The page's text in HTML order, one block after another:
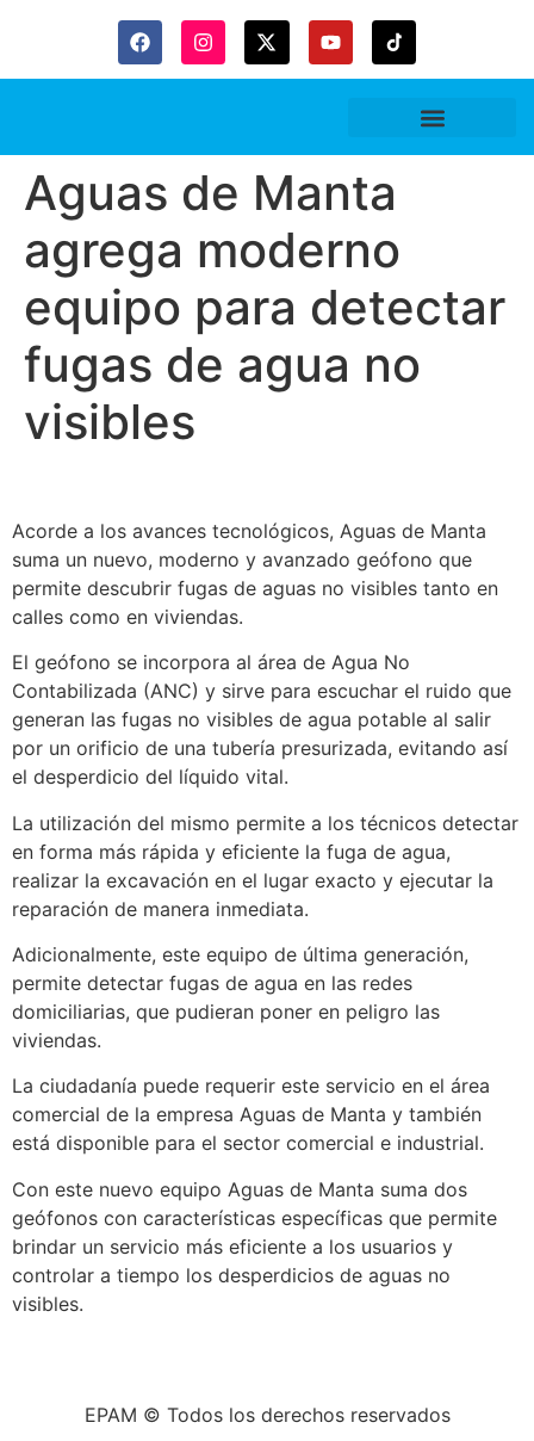
Aguas de Manta
agrega moderno
equipo para detectar
fugas de agua no
visibles
Acorde a los avances tecnológicos, Aguas de Manta
suma un nuevo, moderno y avanzado geófono que
permite descubrir fugas de aguas no visibles tanto en
calles como en viviendas.
El geófono se incorpora al área de Agua No
Contabilizada (ANC) y sirve para escuchar el ruido que
generan las fugas no visibles de agua potable al salir
por un orificio de una tubería presurizada, evitando así
el desperdicio del líquido vital.
La utilización del mismo permite a los técnicos detectar
en forma más rápida y eficiente la fuga de agua,
realizar la excavación en el lugar exacto y ejecutar la
reparación de manera inmediata.
Adicionalmente, este equipo de última generación,
permite detectar fugas de agua en las redes
domiciliarias, que pudieran poner en peligro las
viviendas.
La ciudadanía puede requerir este servicio en el área
comercial de la empresa Aguas de Manta y también
está disponible para el sector comercial e industrial.
Con este nuevo equipo Aguas de Manta suma dos
geófonos con características específicas que permite
brindar un servicio más eficiente a los usuarios y
controlar a tiempo los desperdicios de aguas no
visibles.
EPAM © Todos los derechos reservados